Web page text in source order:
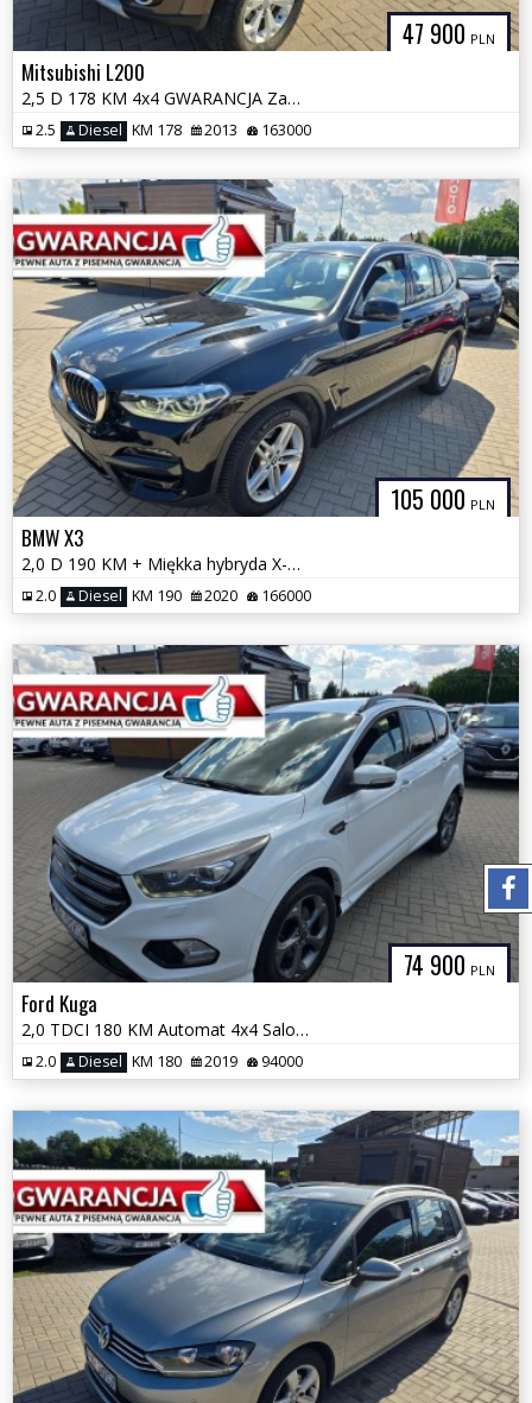
47 900 PLN
Mitsubishi L200
2,5 D 178 KM 4x4 GWARANCJA Zamiana Zarejestrowany
2.5 Diesel KM 178 2013 163000
105 000 PLN
BMW X3
2,0 D 190 KM + Miękka hybryda X-Drive Automat Serwis GWARANCJA Zamiana
2.0 Diesel KM 190 2020 166000
74 900 PLN
Ford Kuga
2,0 TDCI 180 KM Automat 4x4 Salon PL Serwis GWARANCJA Zamiana
2.0 Diesel KM 180 2019 94000